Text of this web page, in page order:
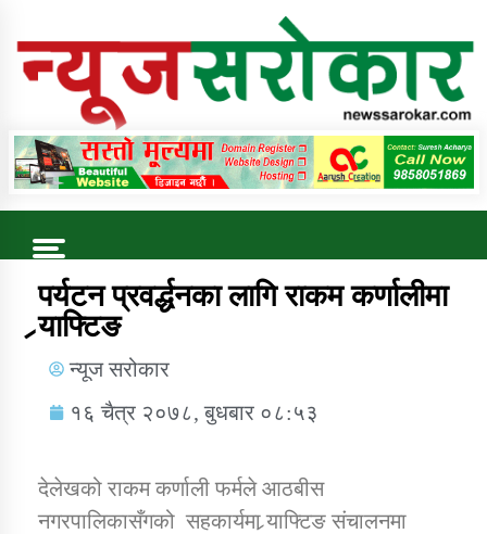
Online News Portal
Trending Now
कुषि बिकास कार्यालय जुम्ला सुचना सन्देश
पर्यटन प्रवर्द्धनका लागि राकम कर्णालीमा
र्‍याफ्टिङ
न्यूज सरोकार
१६ चैत्र २०७८, बुधबार ०८:५३
देलेखको राकम कर्णाली फर्मले आठबीस
नगरपालिकासँगको सहकार्यमा र्‍याफ्टिङ संचालनमा